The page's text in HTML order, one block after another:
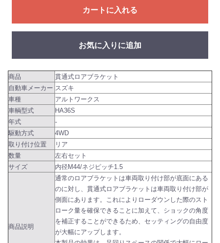
カートに入れる
お気に入りに追加
商品
貫通式ロアブラケット
自動車メーカー スズキ
車種
アルトワークス
車輌型式
HA36S
年式
-
駆動方式
4WD
取り付け位置
リア
数量
左右セット
サイズ
内径M44/ネジピッチ1.5
商品説明
通常のロアブラケットは車両取り付け部が底面にある
のに対し、貫通式ロアブラケットは車両取り付け部が
側面にあります。これによりローダウンした際のスト
ローク量を確保できることに加えて、ショックの角度
を補正することができるため、セッティングの自由度
が大幅にアップします。